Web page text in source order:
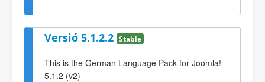
Versió 5.1.2.2 Stable
This is the German Language Pack for Joomla!
5.1.2 (v2)